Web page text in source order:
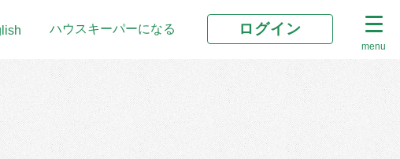
ハウスキーパーになる ログイン
menu